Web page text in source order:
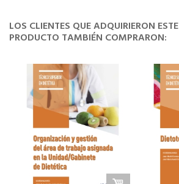
LOS CLIENTES QUE ADQUIRIERON ESTE
PRODUCTO TAMBIÉN COMPRARON: